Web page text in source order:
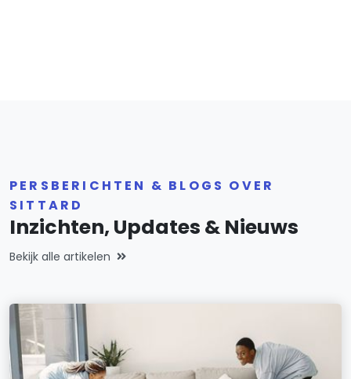
PERSBERICHTEN & BLOGS OVER
SITTARD
Inzichten, Updates & Nieuws
Bekijk alle artikelen